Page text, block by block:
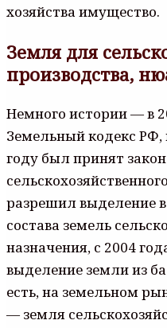
хозяйства имущество.
Земля для
производства,
Немного истории — в
Земельный кодекс РФ,
году был принят
разрешил выделение
состава земель
назначения, с 2004
выделение земли из
есть, на земельном
— земля